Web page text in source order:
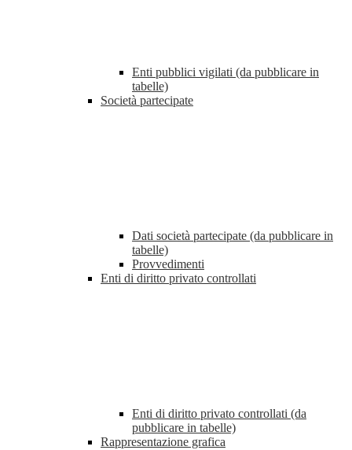
Enti pubblici vigilati (da pubblicare in
tabelle)
Società partecipate
Dati società partecipate (da pubblicare in
tabelle)
Provvedimenti
Enti di diritto privato controllati
Enti di diritto privato controllati (da
pubblicare in tabelle)
Rappresentazione grafica